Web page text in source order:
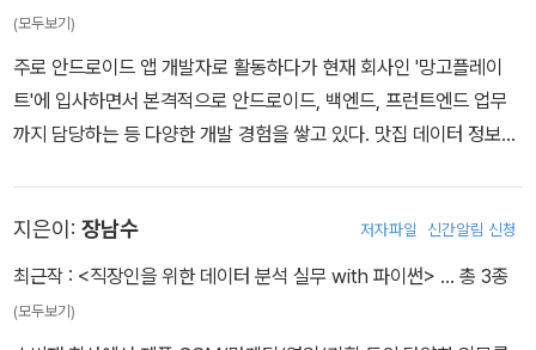
(모두보기)
주로 안드로이드 앱 개발자로 활동하다가 현재 회사인 '망고플레이
트'에 입사하면서 본격적으로 안드로이드, 백엔드, 프런트엔드 업무
까지 담당하는 등 다양한 개발 경험을 쌓고 있다. 맛집 데이터 정보를
고 진행하면서 많은 것을 배우고 있다.
지은이: 장남수 저자파일 신간알림 신청
최근작 : <직장인을 위한 데이터 분석 실무 with 파이썬> … 총 3종
(모두보기)